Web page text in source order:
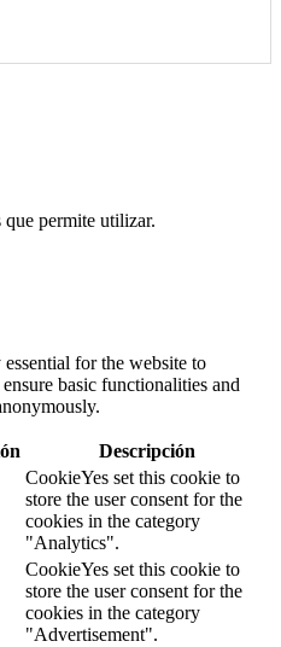
permite utilizar.
for the website to
basic functionalities and
Descripción
CookieYes set this cookie to
store the user consent for the
cookies in the category
"Analytics".
CookieYes set this cookie to
store the user consent for the
cookies in the category
"Advertisement".